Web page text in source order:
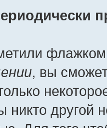
, вы
никто другой